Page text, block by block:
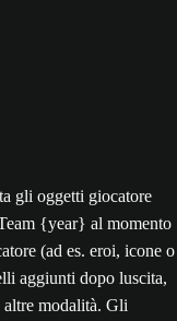
gli oggetti giocatore
{year} al momento
(ad es. eroi, icone o
aggiunti dopo luscita,
modalità. Gli